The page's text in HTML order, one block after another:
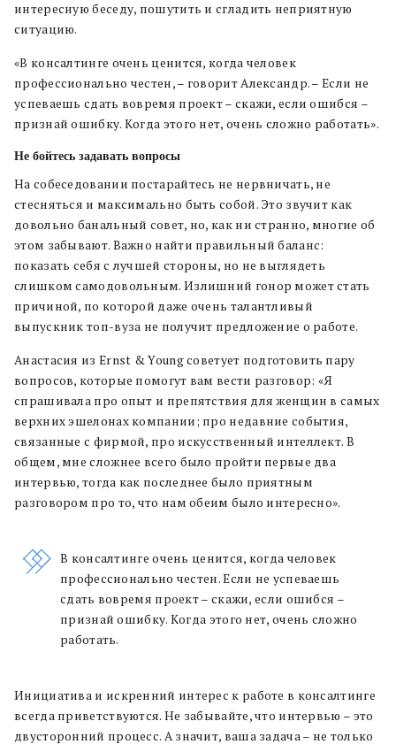
интересную беседу, пошутить и сгладить неприятную
ситуацию.
«В консалтинге очень ценится, когда человек
профессионально честен, – говорит Александр. – Если не
успеваешь сдать вовремя проект – скажи, если ошибся –
признай ошибку. Когда этого нет, очень сложно работать».
Не бойтесь задавать вопросы
На собеседовании постарайтесь не нервничать, не
стесняться и максимально быть собой. Это звучит как
довольно банальный совет, но, как ни странно, многие об
этом забывают. Важно найти правильный баланс:
показать себя с лучшей стороны, но не выглядеть
слишком самодовольным. Излишний гонор может стать
причиной, по которой даже очень талантливый
выпускник топ-вуза не получит предложение о работе.
Анастасия из Ernst & Young советует подготовить пару
вопросов, которые помогут вам вести разговор: «Я
спрашивала про опыт и препятствия для женщин в самых
верхних эшелонах компании; про недавние события,
связанные с фирмой, про искусственный интеллект. В
общем, мне сложнее всего было пройти первые два
интервью, тогда как последнее было приятным
разговором про то, что нам обеим было интересно».
В консалтинге очень ценится, когда человек
профессионально честен. Если не успеваешь
сдать вовремя проект – скажи, если ошибся –
признай ошибку. Когда этого нет, очень сложно
работать.
Инициатива и искренний интерес к работе в консалтинге
всегда приветствуются. Не забывайте, что интервью – это
двусторонний процесс. А значит, ваша задача – не только